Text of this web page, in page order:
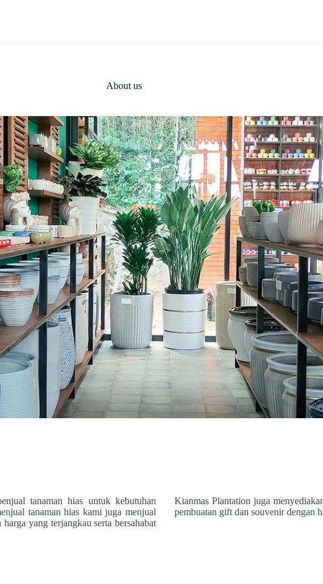
About us
tanaman hias untuk kebutuhan
tanaman hias kami juga menjual
yang terjangkau serta bersahabat
Kianmas Plantation juga
pembuatan gift dan souvenir dengan